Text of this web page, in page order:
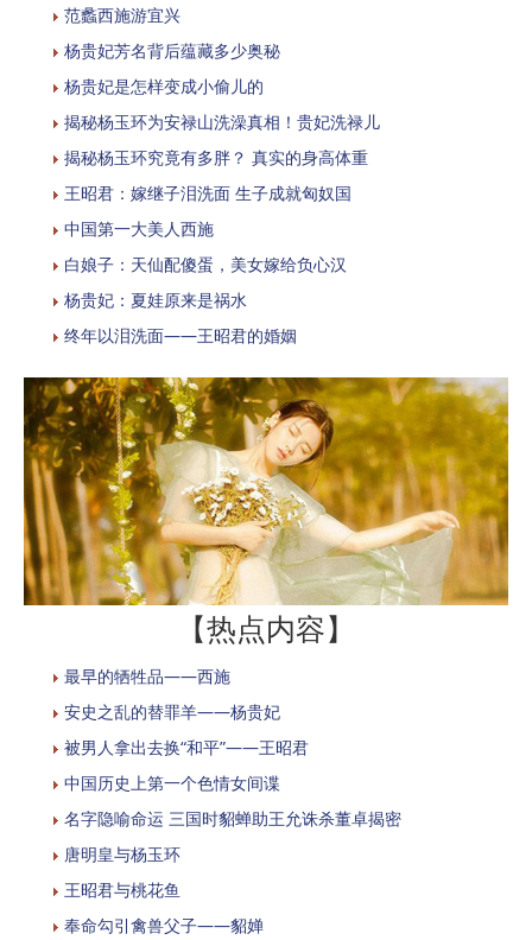
范蠡西施游宜兴
杨贵妃芳名背后蕴藏多少奥秘
杨贵妃是怎样变成小偷儿的
揭秘杨玉环为安禄山洗澡真相！贵妃洗禄儿
揭秘杨玉环究竟有多胖？ 真实的身高体重
王昭君：嫁继子泪洗面 生子成就匈奴国
中国第一大美人西施
白娘子：天仙配傻蛋，美女嫁给负心汉
杨贵妃：夏娃原来是祸水
终年以泪洗面——王昭君的婚姻
【热点内容】
最早的牺牲品——西施
安史之乱的替罪羊——杨贵妃
被男人拿出去换“和平”——王昭君
中国历史上第一个色情女间谍
名字隐喻命运 三国时貂蝉助王允诛杀董卓揭密
唐明皇与杨玉环
王昭君与桃花鱼
奉命勾引禽兽父子——貂婵